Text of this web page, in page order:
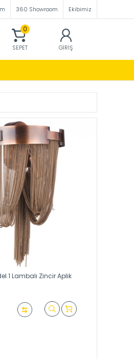
360 Showroom Ekibimiz
GIRIŞ
SEPET
0
1 Lambalı Zincir Aplik